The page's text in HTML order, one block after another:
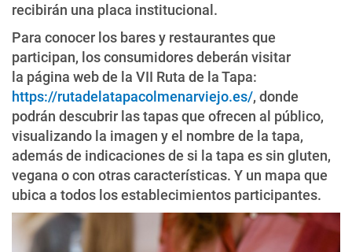
recibirán una placa institucional.
Para conocer los bares y restaurantes que
participan, los consumidores deberán visitar
la página web de la VII Ruta de la Tapa:
https://rutadelatapacolmenarviejo.es/, donde
podrán descubrir las tapas que ofrecen al público,
visualizando la imagen y el nombre de la tapa,
además de indicaciones de si la tapa es sin gluten,
vegana o con otras características. Y un mapa que
ubica a todos los establecimientos participantes.